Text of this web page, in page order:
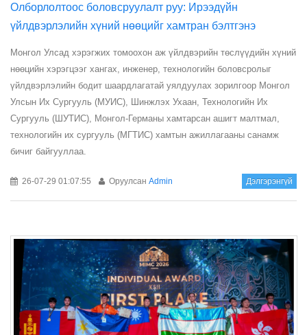
Олборлолтоос боловсруулалт руу: Ирээдүйн
үйлдвэрлэлийн хүний нөөцийг хамтран бэлтгэнэ
Монгол Улсад хэрэгжих томоохон аж үйлдвэрийн төслүүдийн хүний
нөөцийн хэрэгцээг хангах, инженер, технологийн боловсролыг
үйлдвэрлэлийн бодит шаардлагатай уялдуулах зорилгоор Монгол
Улсын Их Сургууль (МУИС), Шинжлэх Ухаан, Технологийн Их
Сургууль (ШУТИС), Монгол-Германы хамтарсан ашигт малтмал,
технологийн их сургууль (МГТИС) хамтын ажиллагааны санамж
бичиг байгууллаа.
26-07-29 01:07:55 Оруулсан Admin Дэлгэрэнгүй